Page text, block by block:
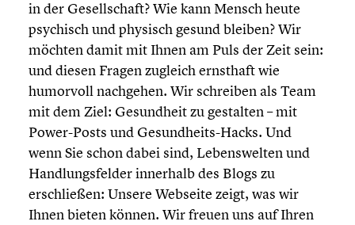
in der Gesell­schaft? Wie kann Mensch heute
psychisch und physisch gesund bleiben? Wir
möchten damit mit Ihnen am Puls der Zeit sein:
und diesen Fragen zugleich ernsthaft wie
humorvoll nachgehen. Wir schreiben als Team
mit dem Ziel: Gesund­heit zu gestalten – mit
Power-Posts und Gesundheits-Hacks. Und
wenn Sie schon dabei sind, Lebens­wel­ten und
Handlungs­fel­der innerhalb des Blogs zu
erschlie­ßen: Unsere Webseite zeigt, was wir
Ihnen bieten können. Wir freuen uns auf Ihren